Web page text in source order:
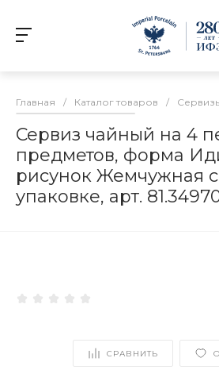
Главная / Каталог товаров /
Сервиз чайный на 4
предметов, форма
рисунок Жемчужная
упаковке, арт.
СРАВНИТЬ